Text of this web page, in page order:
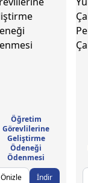
Öğretim
Görevlilerine
Geliştirme
Ödeneği
Ödenmesi
Önizle
İndir